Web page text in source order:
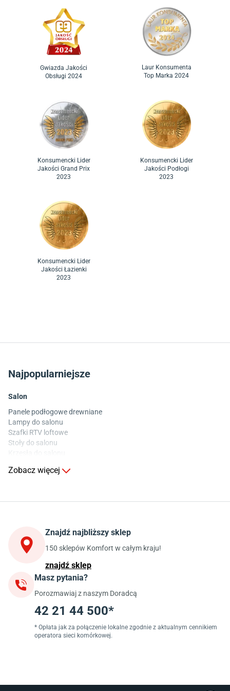
Gwiazda Jakości
Obsługi 2024
Laur Konsumenta
Top Marka 2024
Konsumencki Lider
Jakości Grand Prix
2023
Konsumencki Lider
Jakości Podłogi
2023
Konsumencki Lider
Jakości Łazienki
2023
Najpopularniejsze
Salon
Panele podłogowe drewniane
Lampy do salonu
Szafki RTV loftowe
Stoły do salonu
Stoły do kuchni
Szafki kuchenne wiszące (górne)
Szafki pod zlewozmywak
Blaty kuchenne laminowane
Jadalnia
Stoły do jadalni
Krzesła do jadalni
Dywany szare
Lampy w stylu loftowym
Lampy wiszące do jadalni
Zobacz więcej
Znajdź najbliższy sklep
150 sklepów Komfort w całym kraju!
znajdź sklep
Masz pytania?
Porozmawiaj z naszym Doradcą
42 21 44 500*
* Opłata jak za połączenie lokalne zgodnie z aktualnym cennikiem
operatora sieci komórkowej.